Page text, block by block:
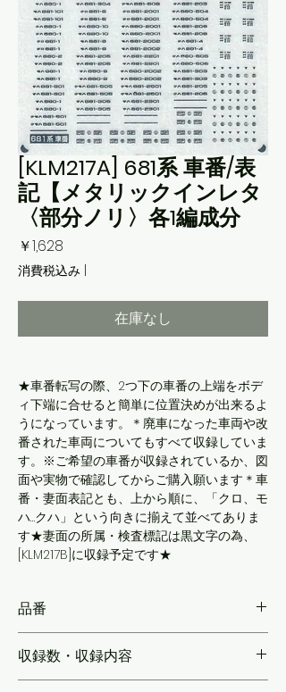
[KLM217A] 681系 車番/表
記【メタリックインレタ
〈部分ノリ〉各1編成分
￥1,628
格
消費税込み
在庫なし
★車番転写の際、2つ下の車番の上端をボデ
ィ下端に合せると簡単に位置決めが出来るよ
うになっています。＊廃車になった車両や改
番された車両についてもすべて収録していま
す。※ご希望の車番が収録されているか、図
面や実物で確認してからご購入願います＊車
番・妻面表記とも、上から順に、「クロ、モ
ハ…クハ」という向きに揃えて並べてありま
す★妻面の所属・検査標記は黒文字の為、
[KLM217B]に収録予定です★
品番
収録数・収録内容